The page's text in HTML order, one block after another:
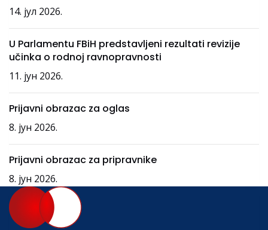
14. јул 2026.
U Parlamentu FBiH predstavljeni rezultati revizije
učinka o rodnoj ravnopravnosti
11. јун 2026.
Prijavni obrazac za oglas
8. јун 2026.
Prijavni obrazac za pripravnike
8. јун 2026.